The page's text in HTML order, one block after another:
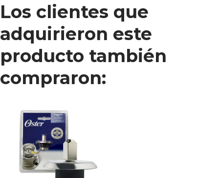
Los clientes que
adquirieron este
producto también
compraron: